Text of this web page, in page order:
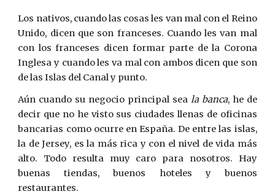
Los nativos, cuando las cosas les van mal con el Reino
Unido, dicen que son franceses. Cuando les van mal
con los franceses dicen formar parte de la Corona
Inglesa y cuando les va mal con ambos dicen que son
de las Islas del Canal y punto.
Aún cuando su negocio principal sea la banca, he de
decir que no he visto sus ciudades llenas de oficinas
bancarias como ocurre en España. De entre las islas,
la de Jersey, es la más rica y con el nivel de vida más
alto. Todo resulta muy caro para nosotros. Hay
buenas tiendas, buenos hoteles y buenos
restaurantes.